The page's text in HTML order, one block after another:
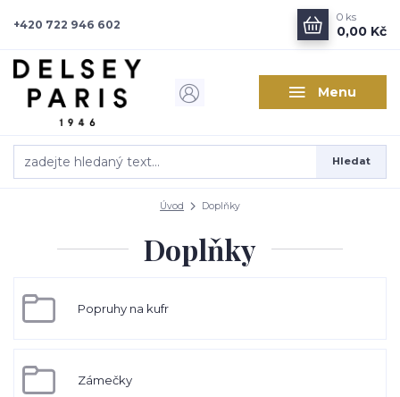
Menu
Hledat
+420 722 946 602
0 ks
0,00 Kč
Úvod Doplňky
Doplňky
Popruhy na kufr
Zámečky